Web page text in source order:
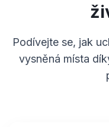
Podívejte se, jak
vysněná místa